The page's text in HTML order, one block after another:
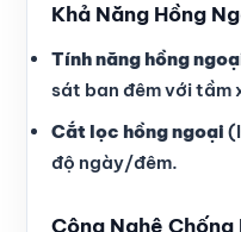
Khả Năng Hồng
Tính năng hồng
sát ban đêm với tầm
Cắt lọc hồng ngoại
độ ngày/đêm.
Công Nghệ